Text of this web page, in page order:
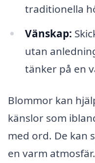
traditionella
Vänskap:
utan
tänker på en
Blommor kan
känslor som
med ord. De kan
en varm